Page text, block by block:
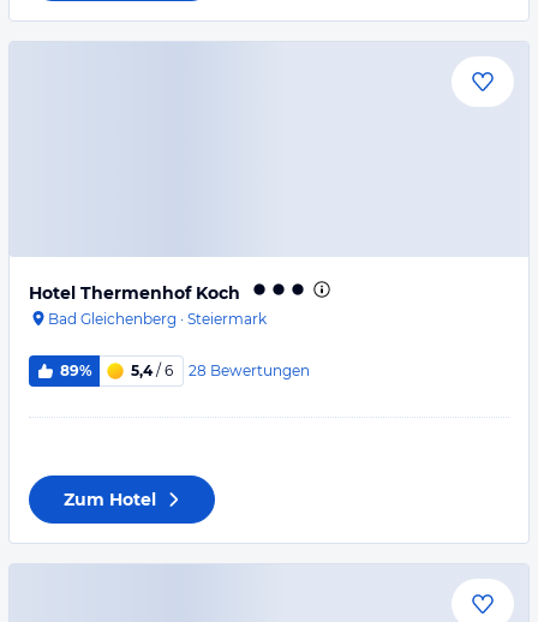
Hotel Thermenhof Koch
Bad Gleichenberg · Steiermark
89% 5,4/ 6 28 Bewertungen
Zum Hotel